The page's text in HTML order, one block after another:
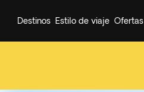
Destinos Estilo de viaje Ofertas